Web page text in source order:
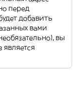
перед
добавить
вами
вы
является